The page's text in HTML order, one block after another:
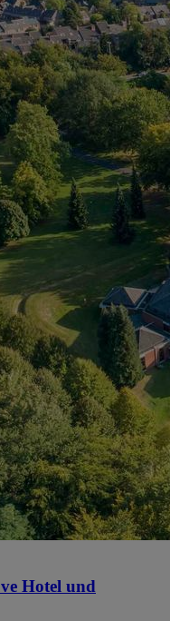
Hotel und